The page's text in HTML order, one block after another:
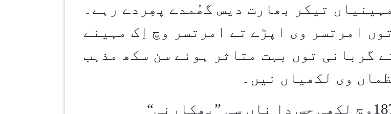
تیکر بھارت دیس گھُمدے پھِردے رہے۔
امرتسر وی اپڑے تے امرتسر وچ اِک مہینے
گربانی توں بہت متاثر ہوئے سن سکھ مذہب
وی لکھیاں نیں۔
“